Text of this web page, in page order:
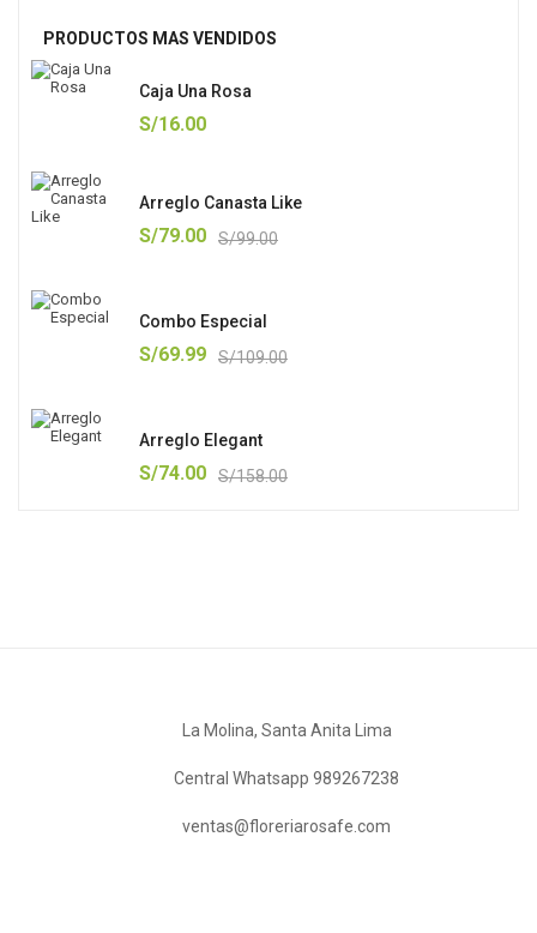
PRODUCTOS MAS VENDIDOS
Caja Una Rosa
S/16.00
Arreglo Canasta Like
S/99.00
S/79.00
Combo Especial
S/109.00
S/69.99
Arreglo Elegant
S/158.00
S/74.00
La Molina, Santa Anita Lima
Central Whatsapp 989267238
ventas@floreriarosafe.com